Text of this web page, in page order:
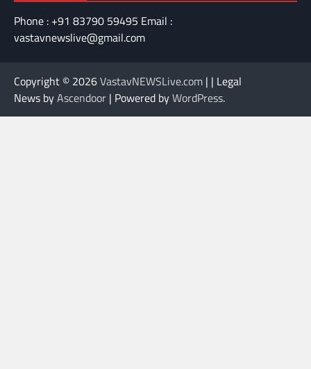
Phone : +91 83790 59495 Email :
vastavnewslive@gmail.com
Copyright © 2026VastavNEWSLive.com | | Legal
News byAscendoor | Powered byWordPress.